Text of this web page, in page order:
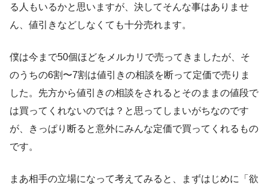
る人もいるかと思いますが、決してそんな事はありませ
ん、値引きなどしなくても十分売れます。
僕は今まで50個ほどをメルカリで売ってきましたが、そ
のうちの6割〜7割は値引きの相談を断って定価で売りま
した。先方から値引きの相談をされるとそのままの値段で
は買ってくれないのでは？と思ってしまいがちなのです
が、きっぱり断ると意外にみんな定価で買ってくれるもの
です。
まあ相手の立場になって考えてみると、まずはじめに「欲